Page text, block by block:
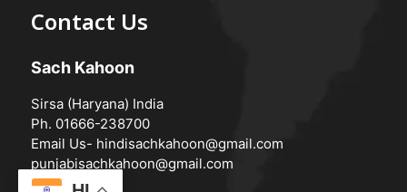
Contact Us
Sach Kahoon
Sirsa (Haryana) India
Ph. 01666-238700
Email Us- hindisachkahoon@gmail.com
punjabisachkahoon@gmail.com